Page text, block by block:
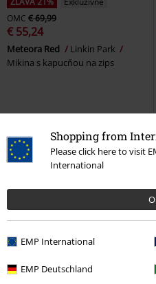
Shopping from
Please click here to visit
International
EMP International
EMP Deutschland
OMC € 69,99
€ 55,24
Meteora Red
Linkin Park
Mikina s kapucňou na zips
Exkluzívne